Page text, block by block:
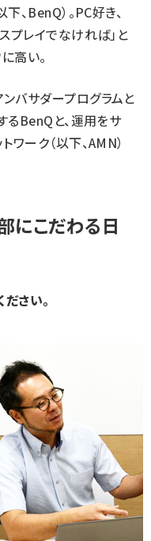
、BenQ）。PC好き、
プレイでなければ」と
高い。
バサダープログラムと
るBenQと、運用をサ
ワーク（以下、AMN）
にこだわる日
さい。